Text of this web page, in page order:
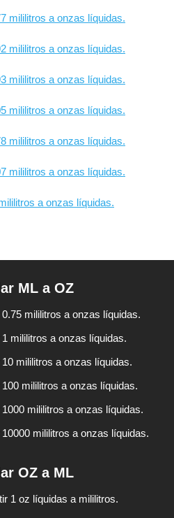
mililitros a onzas líquidas.
mililitros a onzas líquidas.
mililitros a onzas líquidas.
mililitros a onzas líquidas.
mililitros a onzas líquidas.
mililitros a onzas líquidas.
a onzas líquidas.
ML a OZ
mililitros a onzas líquidas.
mililitros a onzas líquidas.
mililitros a onzas líquidas.
mililitros a onzas líquidas.
mililitros a onzas líquidas.
mililitros a onzas líquidas.
OZ a ML
1 oz líquidas a mililitros.